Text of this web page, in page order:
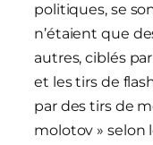
politiques, se
n’étaient que
autres, ciblés
et les tirs de
par des tirs de
molotov » selon